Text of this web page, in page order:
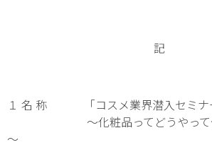
記
１ 名 称 「コスメ業界潜入セミナ
～化粧品ってどうやって作
～